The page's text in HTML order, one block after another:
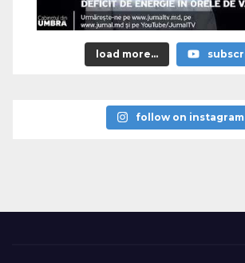
load more...
follow on instagram